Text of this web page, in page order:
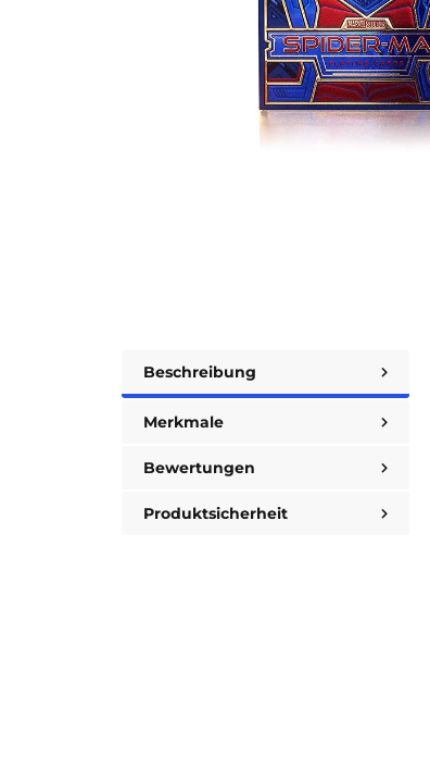
Beschreibung
Merkmale
Bewertungen
Produktsicherheit